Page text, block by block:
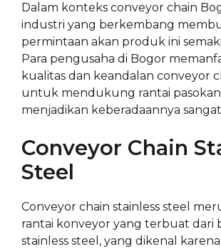
Dalam konteks conveyor chain
industri yang berkembang
permintaan akan produk ini
Para pengusaha di Bogor
kualitas dan keandalan conveyor
untuk mendukung rantai
menjadikan keberadaannya
Conveyor Chain
Steel
Conveyor chain stainless steel
rantai konveyor yang terbuat dari
stainless steel, yang dikenal